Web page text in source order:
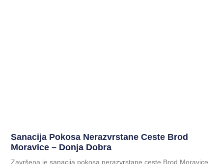
Sanacija Pokosa Nerazvrstane Ceste Brod
Moravice – Donja Dobra
Završena je sanacija pokosa nerazvrstane ceste Brod Moravice